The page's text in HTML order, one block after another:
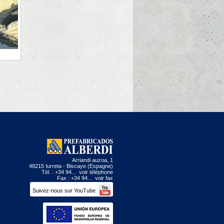
Arriandi auzoa, 1
48215 Iurreta - Biscaye (Espagne)
Tél. : +34 94... voir téléphone
Fax : +34 94... voir fax
Suivez-nous sur YouTube